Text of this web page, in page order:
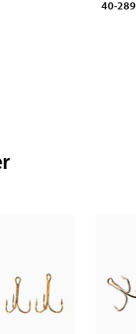
40-289